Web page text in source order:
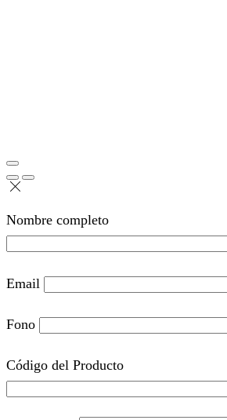
Nombre completo
Email
Fono
Código del Producto